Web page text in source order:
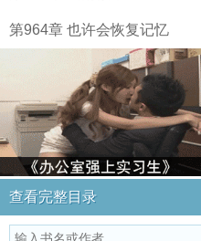
第964章 也许会恢复记忆
查看完整目录